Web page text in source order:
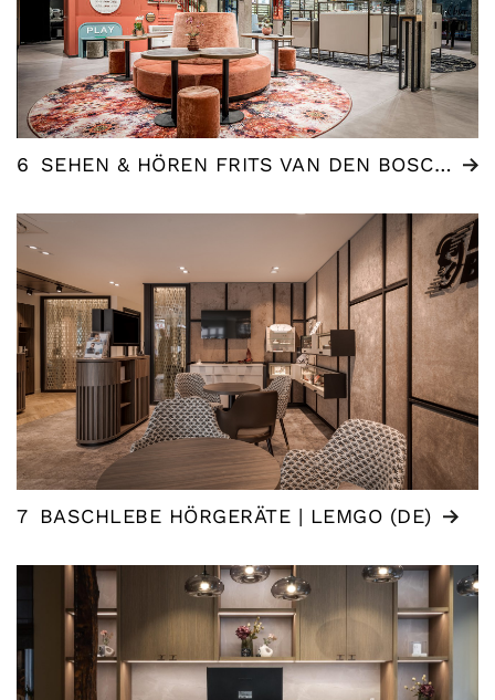
6 SEHEN & HÖREN FRITS VAN DEN BOSCH | WOMMELGEM (BE)
7 BASCHLEBE HÖRGERÄTE | LEMGO (DE)